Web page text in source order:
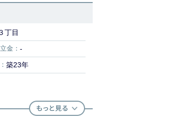
丁目
金： -
築23年